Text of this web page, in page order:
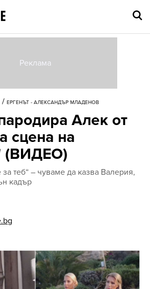
/ ЕРГЕНЪТ - АЛЕКСАНДЪР МЛАДЕНОВ
Алек от
сцена на
(ВИДЕО)
теб“ – чуваме да казва Валерия,
кадър